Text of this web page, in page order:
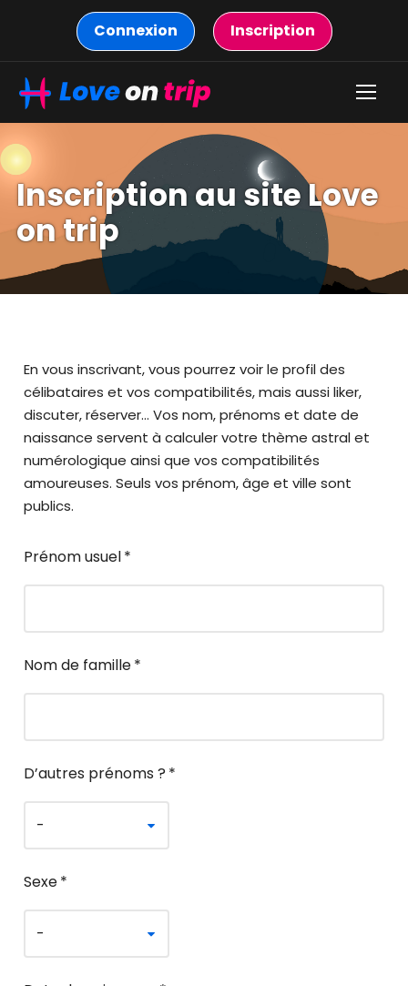
Connexion Inscription
Inscription au site Love
on trip
En vous inscrivant, vous pourrez voir le profil des
célibataires et vos compatibilités, mais aussi liker,
discuter, réserver… Vos nom, prénoms et date de
naissance servent à calculer votre thème astral et
numérologique ainsi que vos compatibilités
amoureuses. Seuls vos prénom, âge et ville sont
publics.
Prénom usuel*
Nom de famille*
D’autres prénoms ? *
Sexe*